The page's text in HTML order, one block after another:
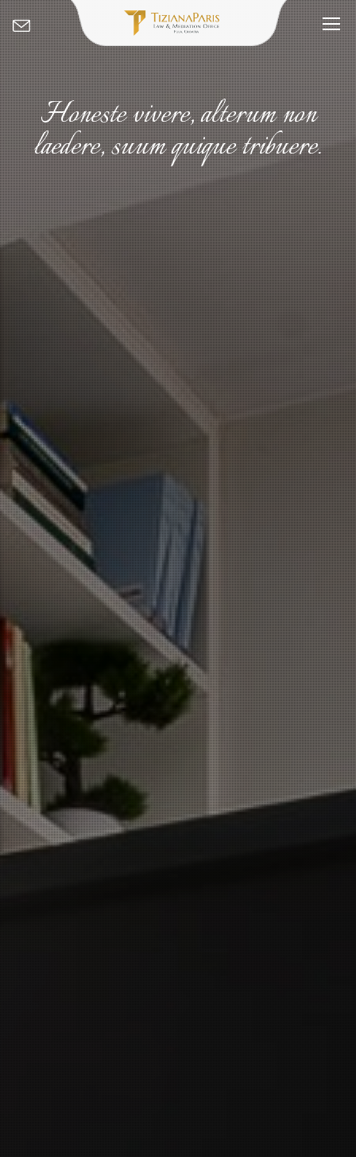
Honeste vivere, alterum non
laedere, suum quique tribuere.